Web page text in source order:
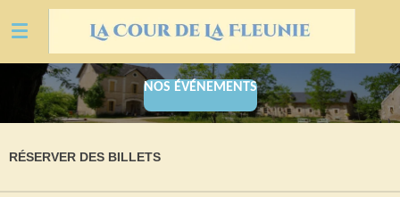
direct
naar
hoofdinhoud
NOS ÉVÉNEMENTS
RÉSERVER DES BILLETS